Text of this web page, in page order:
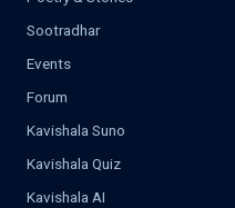
Sootradhar
Events
Forum
Kavishala Suno
Kavishala Quiz
Kavishala AI